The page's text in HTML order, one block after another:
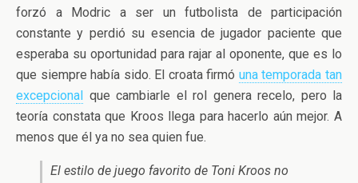
forzó a Modric a ser un futbolista de participación
constante y perdió su esencia de jugador paciente que
esperaba su oportunidad para rajar al oponente, que es lo
que siempre había sido. El croata firmó una temporada tan
excepcional que cambiarle el rol genera recelo, pero la
teoría constata que Kroos llega para hacerlo aún mejor. A
menos que él ya no sea quien fue.
El estilo de juego favorito de Toni Kroos no